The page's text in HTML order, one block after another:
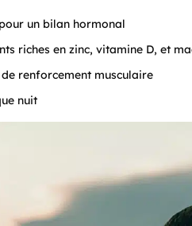
un bilan hormonal
riches en zinc, vitamine D, et
renforcement musculaire
nuit